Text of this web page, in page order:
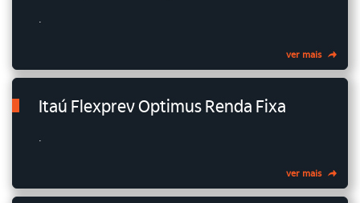
.
ver mais
Itaú Flexprev Optimus Renda Fixa
.
ver mais